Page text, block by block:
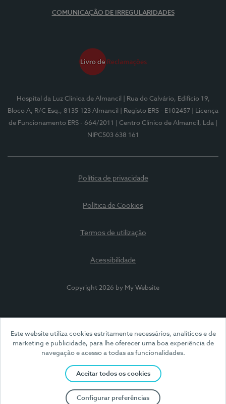
Este website utiliza cookies estritamente necessários, analíticos e de
marketing e publicidade, para lhe oferecer uma boa experiência de
navegação e acesso a todas as funcionalidades.
Aceitar todos os cookies
Configurar preferências
COMUNICAÇÃO DE IRREGULARIDADES
Hospital da Luz Clínica de Almancil
| Rua do Calvário, Edifício 19,
Bloco A, R/C Esq., 8135-123 Almancil
| Registo ERS - E102457
| Licença
de Funcionamento ERS - 664/2011
| Centro Clínico de Almancil, Lda
NIPC503 638 161
Política de privacidade
Política de Cookies
Termos de utilização
Acessibilidade
Copyright 2026 by My Website